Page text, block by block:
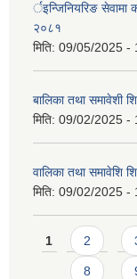
र्इन्जिनियरिङ सेवामा
२०८१
मिति: 09/05/2025 -
बालिका तथा समावेशी
मिति: 09/02/2025 -
वालिका तथा समावेशि
मिति: 09/02/2025 -
Pages
1 2
8